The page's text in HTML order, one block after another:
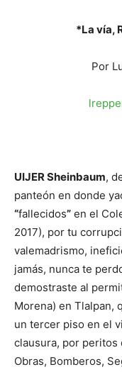
*La vía,
Por
UIJER Sheinbaum,
panteón en donde
“fallecidos” en el
2017), por tu
valemadrismo,
jamás, nunca te
demostraste al
Morena) en Tlalpan,
un tercer piso en el
clausura, por peritos
Obras, Bomberos,